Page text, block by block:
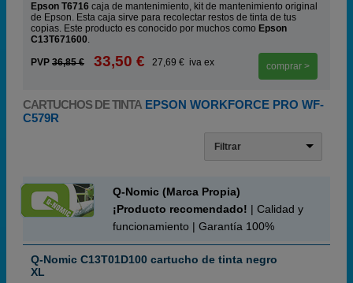
Epson T6716 caja de mantenimiento, kit de mantenimiento original
de Epson. Esta caja sirve para recolectar restos de tinta de tus
copias. Este producto es conocido por muchos como Epson
C13T671600.
PVP 36,85 € 33,50 € 27,69 € iva ex comprar >
CARTUCHOS DE TINTA EPSON WORKFORCE PRO WF-
C579R
Filtrar
Q-Nomic (Marca Propia)
¡Producto recomendado! | Calidad y
funcionamiento | Garantía 100%
Q-Nomic C13T01D100 cartucho de tinta negro
XL